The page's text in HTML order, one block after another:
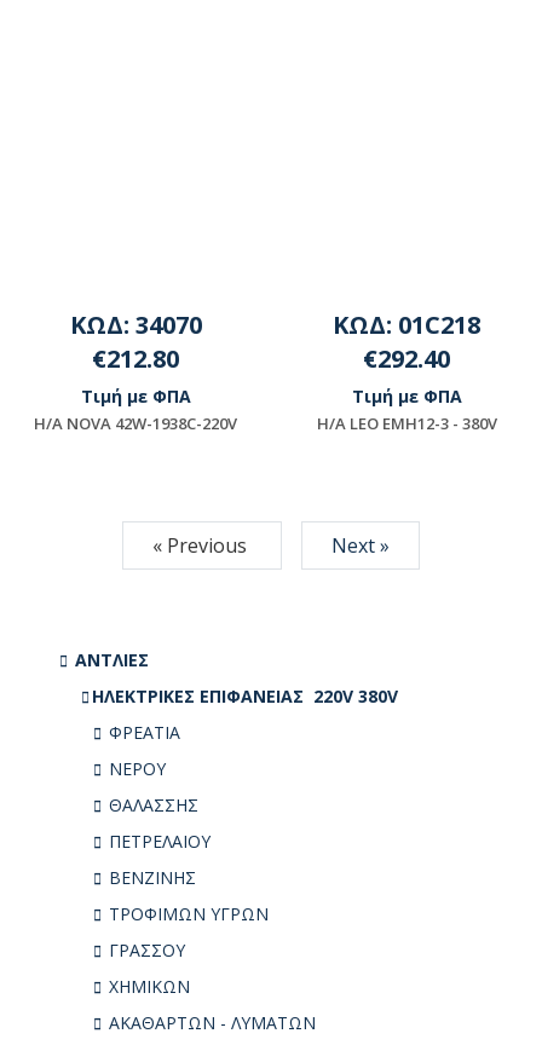
ΑΝΤΛΙΕΣ
ΗΛΕΚΤΡΙΚΕΣ ΕΠΙΦΑΝΕΙΑΣ 220V 380V
ΦΡΕΑΤΙΑ
ΝΕΡΟΥ
ΘΑΛΑΣΣΗΣ
ΠΕΤΡΕΛΑΙΟΥ
ΒΕΝΖΙΝΗΣ
ΤΡΟΦΙΜΩΝ ΥΓΡΩΝ
ΓΡΑΣΣΟΥ
ΧΗΜΙΚΩΝ
ΑΚΑΘΑΡΤΩΝ - ΛΥΜΑΤΩΝ
ΚΩΔ: 34070
€212.80
Τιμή με ΦΠΑ
H/A NOVA 42W-1938C-220V
ΚΩΔ: 01C218
€292.40
Τιμή με ΦΠΑ
H/A LEO EMH12-3 - 380V
« Previous Next »